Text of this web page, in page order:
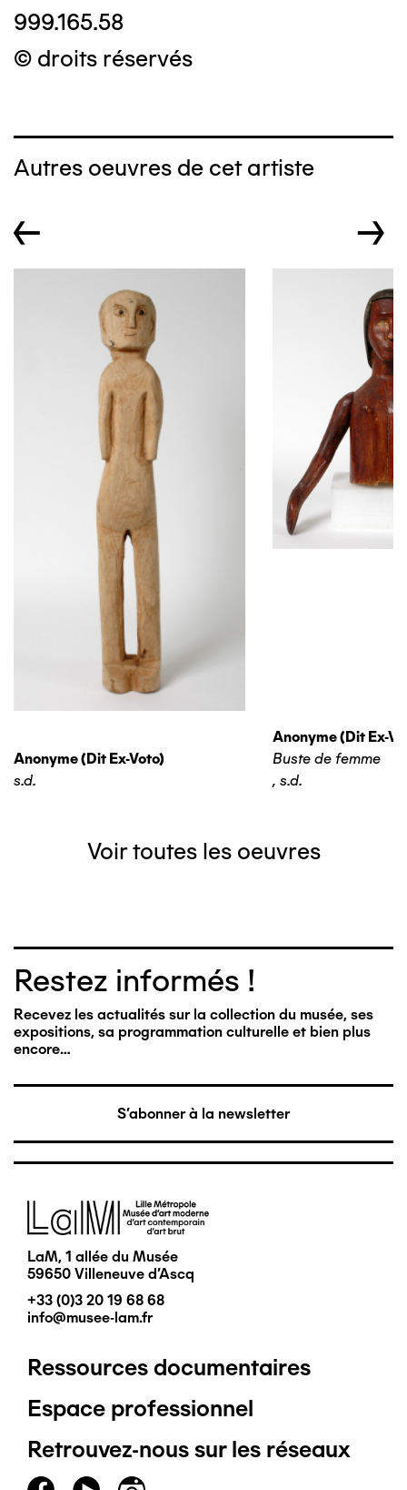
999.165.58
© droits réservés
Autres oeuvres de cet artiste
← →
Anonyme (dit Ex-Voto)
s.d.
Anonyme (dit Ex-
Buste de femme
, s.d.
Voir toutes les oeuvres
Restez informés !
Recevez les actualités sur la collection du musée, ses
expositions, sa programmation culturelle et bien plus
encore…
S'abonner à la newsletter
Image
LaM, 1 allée du Musée
59650 Villeneuve d'Ascq
+33 (0)3 20 19 68 68
info@musee-lam.fr
Pied
de
page
Ressources documentaires
Espace professionnel
Retrouvez-nous sur les réseaux